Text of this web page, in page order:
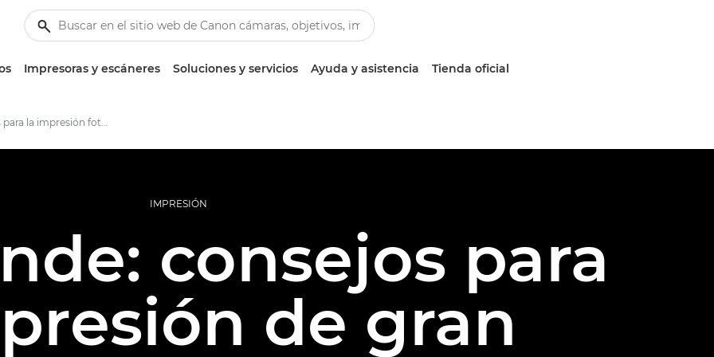
Impresoras y escáneres Soluciones y servicios Ayuda y asistencia Tienda oficial
Consejos para la impresión fotográfica de gran formato con Canon
IMPRESIÓN
consejos para
de gran